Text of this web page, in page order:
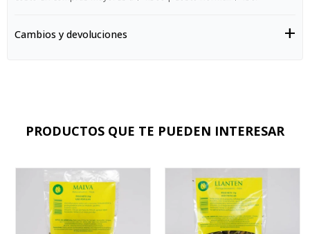
Cambios y devoluciones
PRODUCTOS QUE TE PUEDEN INTERESAR